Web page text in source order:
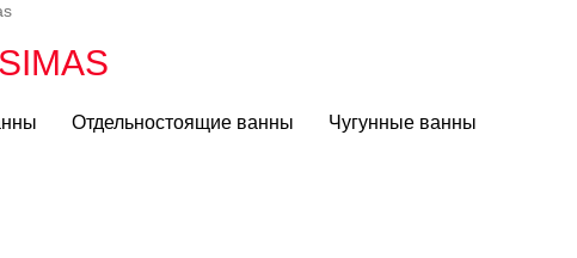
Отдельностоящие ванны Чугунные ванны